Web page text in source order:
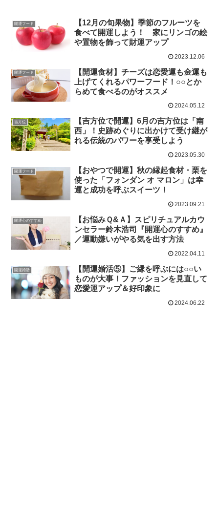
開運フード
【12月の旬果物】季節のフルーツを
食べて開運しよう！ 家にリンゴの絵
や置物を飾って財運アップ
2023.12.06
開運フード
【開運食材】チーズは恋愛運も金運も
上げてくれるパワーフード！○○とか
らめて食べるのがオススメ
2024.05.12
吉方位
【吉方位で開運】6月の吉方位は「南
西」！史跡めぐりに出かけて受け継が
れる伝統のパワーを享受しよう
2023.05.30
開運フード
【おやつで開運】秋の縁起食材・栗を
使った「フォンダン オ マロン」は幸
運と成功を呼ぶスイーツ！
2023.09.21
開運心のすすめ
【お悩みＱ&Ａ】スピリチュアルカウ
ンセラー鈴木浩司『開運心のすすめ』
／運動嫌いがやる気を出す方法
2022.04.11
開運婚活
【開運婚活⑤】ご縁を呼ぶには○○い
ものが大事！ファッションを見直して
恋愛運アップ＆好印象に
2024.06.22